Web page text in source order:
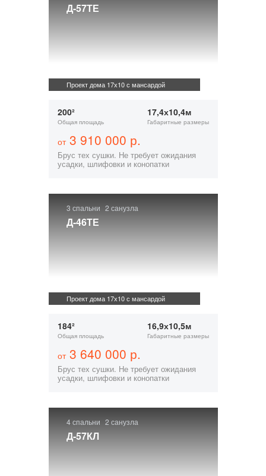
Д-57ТЕ
Проект дома 17х10 с мансардой
200²
Общая площадь
17,4х10,4м
Габаритные размеры
от3 910 000 р.
Брус тех сушки. Не требует ожидания
усадки, шлифовки и конопатки
3 спальни 2 санузла
Д-46ТЕ
Проект дома 17х10 с мансардой
184²
Общая площадь
16,9х10,5м
Габаритные размеры
от3 640 000 р.
Брус тех сушки. Не требует ожидания
усадки, шлифовки и конопатки
4 спальни 2 санузла
Д-57КЛ